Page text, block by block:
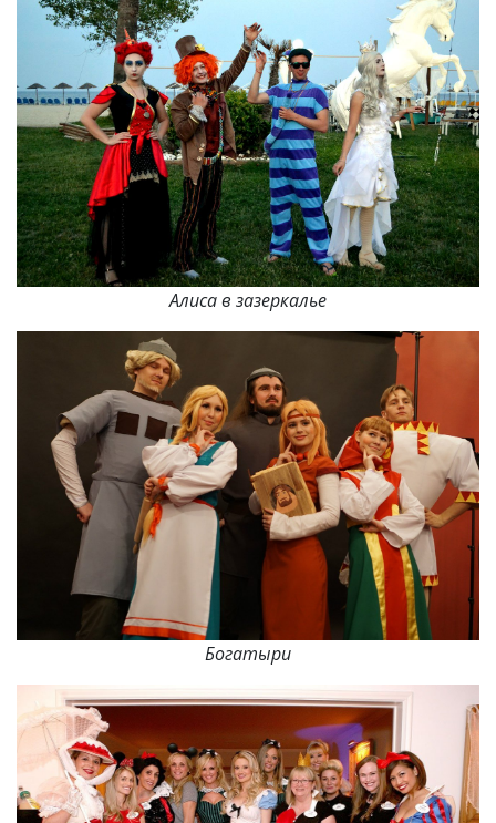
Алиса в зазеркалье
Богатыри